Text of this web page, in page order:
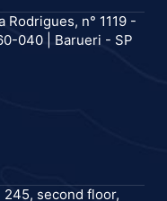
Rodrigues, n° 1119 -
040 | Barueri - SP
245, second floor,